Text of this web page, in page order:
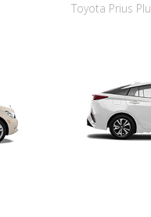
Toyota Prius